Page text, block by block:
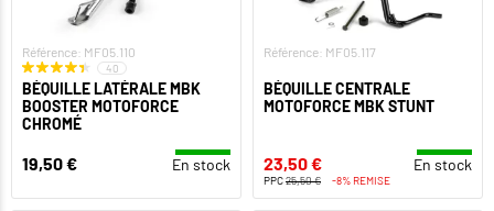
Référence: MF05.110
40
BÉQUILLE LATÉRALE MBK
BOOSTER MOTOFORCE
CHROMÉ
19,50 € En stock
Référence: MF05.117
BÉQUILLE CENTRALE
MOTOFORCE MBK STUNT
23,50 € En stock
PPC25,50 € -8% REMISE